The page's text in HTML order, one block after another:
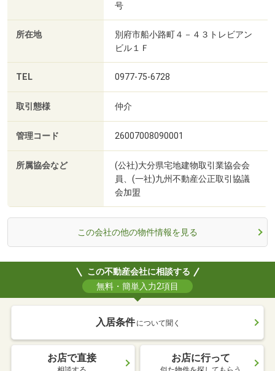
号
所在地
別府市船小路町４－４３トレビアン
ビル１Ｆ
TEL 0977-75-6728
取引態様 仲介
管理コード 26007008090001
所属協会など
(公社)大分県宅地建物取引業協会会
員、(一社)九州不動産公正取引協議
会加盟
この会社の他の物件情報を見る
この不動産会社に相談する
無料・簡単入力2項目
入居条件 について聞く
お店で直接 お店に行って